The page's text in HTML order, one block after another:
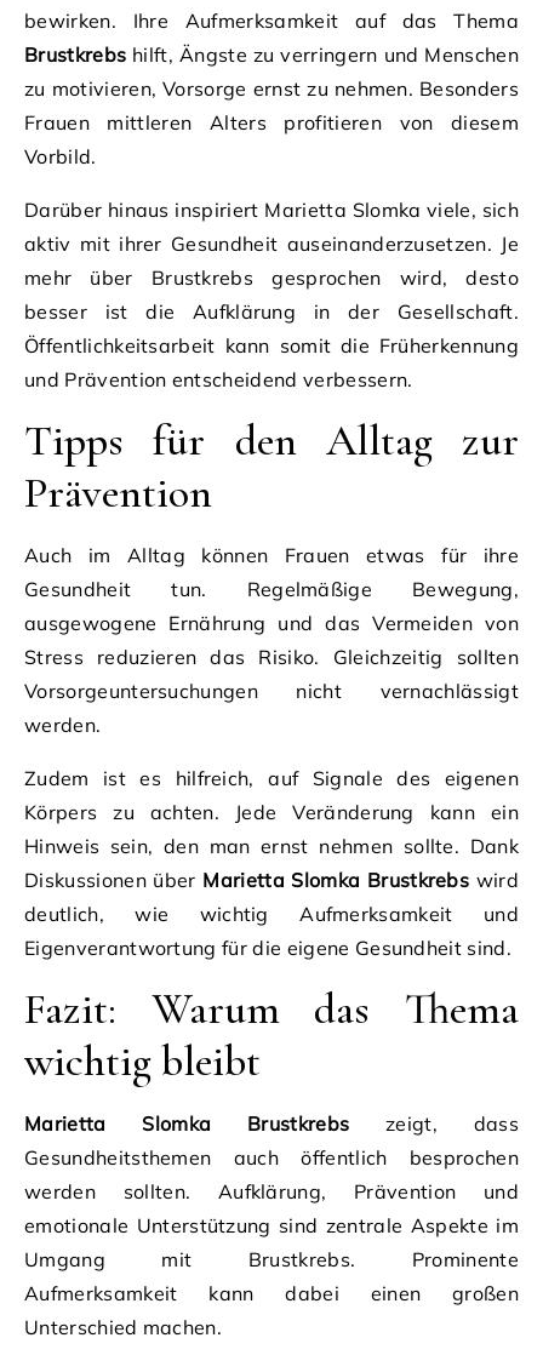
bewirken. Ihre Aufmerksamkeit auf das Thema
Brustkrebs hilft, Ängste zu verringern und Menschen
zu motivieren, Vorsorge ernst zu nehmen. Besonders
Frauen mittleren Alters profitieren von diesem
Vorbild.
Darüber hinaus inspiriert Marietta Slomka viele, sich
aktiv mit ihrer Gesundheit auseinanderzusetzen. Je
mehr über Brustkrebs gesprochen wird, desto
besser ist die Aufklärung in der Gesellschaft.
Öffentlichkeitsarbeit kann somit die Früherkennung
und Prävention entscheidend verbessern.
Tipps für den Alltag zur
Prävention
Auch im Alltag können Frauen etwas für ihre
Gesundheit tun. Regelmäßige Bewegung,
ausgewogene Ernährung und das Vermeiden von
Stress reduzieren das Risiko. Gleichzeitig sollten
Vorsorgeuntersuchungen nicht vernachlässigt
werden.
Zudem ist es hilfreich, auf Signale des eigenen
Körpers zu achten. Jede Veränderung kann ein
Hinweis sein, den man ernst nehmen sollte. Dank
Diskussionen über Marietta Slomka Brustkrebs wird
deutlich, wie wichtig Aufmerksamkeit und
Eigenverantwortung für die eigene Gesundheit sind.
Fazit: Warum das Thema
wichtig bleibt
Marietta Slomka Brustkrebs zeigt, dass
Gesundheitsthemen auch öffentlich besprochen
werden sollten. Aufklärung, Prävention und
emotionale Unterstützung sind zentrale Aspekte im
Umgang mit Brustkrebs. Prominente
Aufmerksamkeit kann dabei einen großen
Unterschied machen.